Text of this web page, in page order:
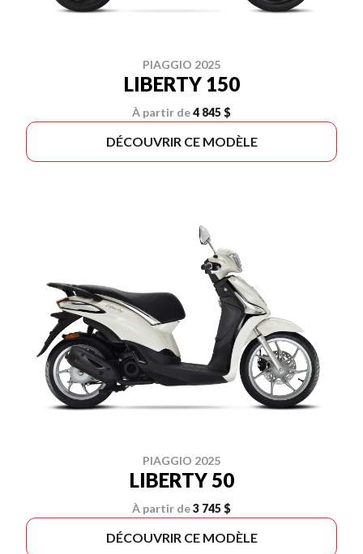
PIAGGIO 2025
LIBERTY 150
À partir de4 845 $
DÉCOUVRIR CE MODÈLE
PIAGGIO 2025
LIBERTY 50
À partir de3 745 $
DÉCOUVRIR CE MODÈLE